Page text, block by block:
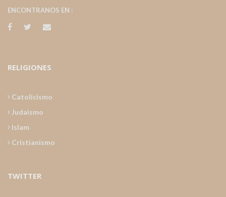
ENCONTRANOS EN :
RELIGIONES
Catolicismo
Judaismo
Islam
Cristianismo
TWITTER